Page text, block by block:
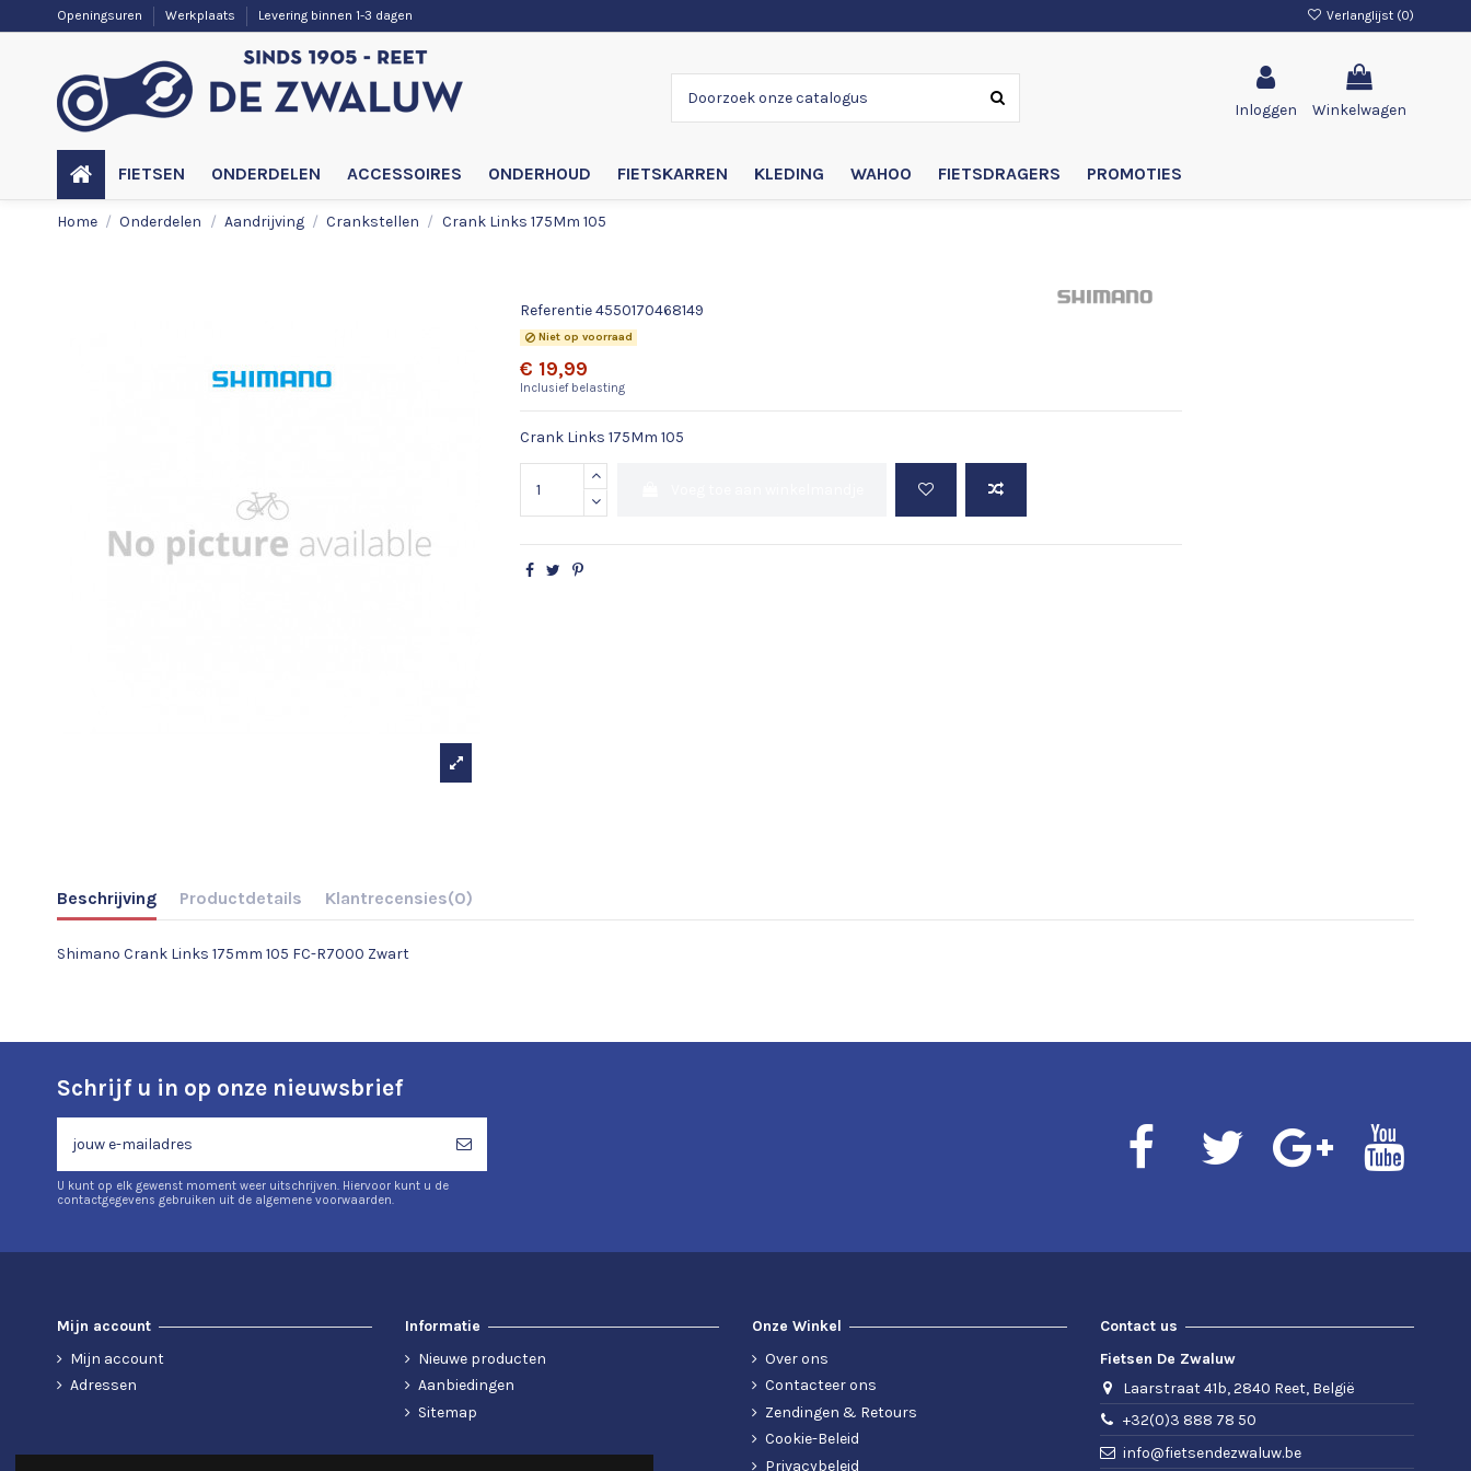
Openingsuren Werkplaats Levering binnen 1-3 dagen Verlanglijst (0)
Inloggen Winkelwagen
FIETSEN ONDERDELEN ACCESSOIRES ONDERHOUD FIETSKARREN KLEDING WAHOO FIETSDRAGERS PROMOTIES
Home Onderdelen Aandrijving Crankstellen Crank Links 175Mm 105
Referentie4550170468149
Niet op voorraad
€ 19,99
Inclusief belasting
Crank Links 175Mm 105
Beschrijving Productdetails Klantrecensies(0)
Shimano Crank Links 175mm 105 FC-R7000 Zwart
Schrijf u in op onze nieuwsbrief
U kunt op elk gewenst moment weer uitschrijven. Hiervoor kunt u de
contactgegevens gebruiken uit de algemene voorwaarden.
Mijn account
Mijn account
Adressen
Informatie
Nieuwe producten
Aanbiedingen
Sitemap
Onze Winkel
Over ons
Contacteer ons
Zendingen & Retours
Cookie-Beleid
Privacybeleid
Contact us
Fietsen De Zwaluw
Laarstraat 41b, 2840 Reet, België
+32(0)3 888 78 50
info@fietsendezwaluw.be